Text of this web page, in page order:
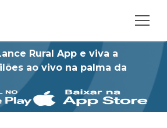
Rural App e viva a
ao vivo na palma da